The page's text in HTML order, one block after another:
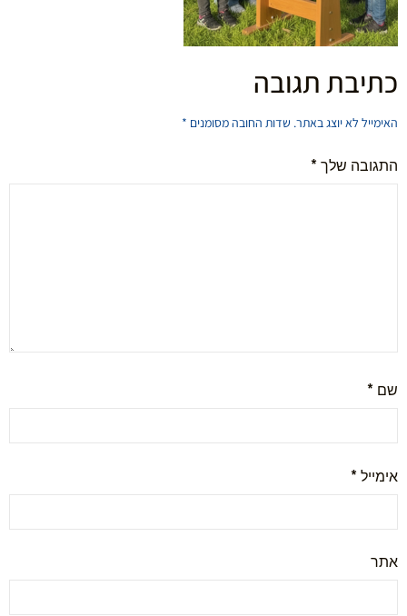
כתיבת תגובה
האימייל לא יוצג באתר. שדות החובה מסומנים *
התגובה שלך*
שם *
אימייל*
אתר